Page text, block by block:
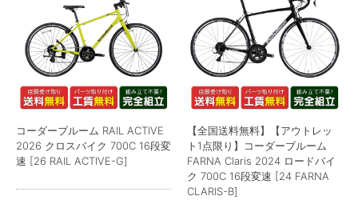
コーダーブルーム RAIL ACTIVE
2026 クロスバイク 700C 16段変
速 [26 RAIL ACTIVE-G]
【全国送料無料】【アウトレッ
ト1点限り】コーダーブルーム
FARNA Claris 2024 ロードバイ
ク 700C 16段変速 [24 FARNA
CLARIS-B]